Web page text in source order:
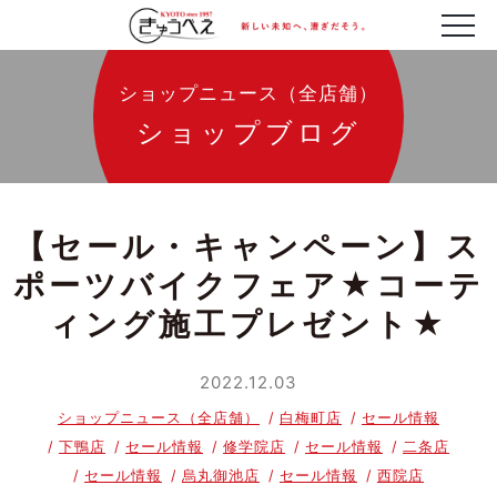
ショップニュース（全店舗）
ショップブログ
【セール・キャンペーン】ス
ポーツバイクフェア★コーテ
ィング施工プレゼント★
2022.12.03
ショップニュース（全店舗） 白梅町店
セール情報
下鴨店
セール情報 修学院店 セール情報
二条店
セール情報
烏丸御池店 セール情報
西院店